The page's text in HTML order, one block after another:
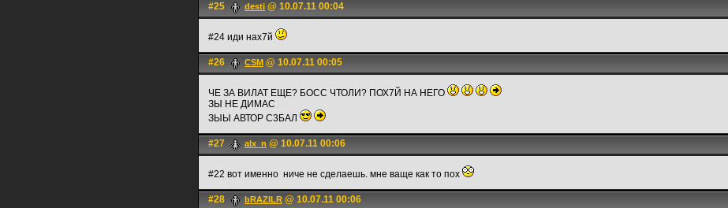
#25 desti @ 10.07.11 00:04
#24 иди нах7й
#26 CSM @ 10.07.11 00:05
ЧЕ ЗА ВИЛАТ ЕЩЕ? БОСС ЧТОЛИ? ПОХ7Й НА НЕГО
ЗЫ НЕ ДИМАС
ЗЫЫ АВТОР С3БАЛ
#27 alx_n @ 10.07.11 00:06
#22 вот именно ниче не сделаешь. мне ваще как то пох
#28 bRAZILR @ 10.07.11 00:06